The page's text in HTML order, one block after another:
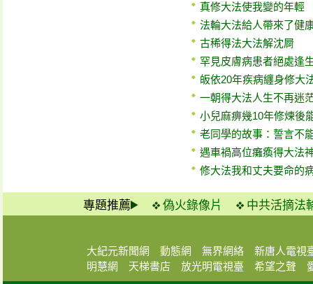
真修大法使我變的年輕
法輪大法給人帶來了健
古稀得法大法解沈屙
罕見皮膚病患者絕處逢
皈依20年疾病纏身修大
一朝得大法人生不再迷
小兒麻痹幾10年修煉後
老同學的故事：誓言不
遇車禍高位癱瘓得大法
修大法我和丈夫要命的
專題推薦 偽火錄像片 中共活摘法
大紀元新聞網 動態網 無界網絡
新唐人電視
明慧網
天梯書店 放光明電視臺 希望之聲